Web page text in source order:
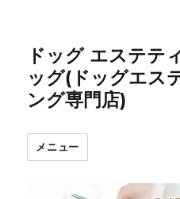
ドッグ エステテ
ッグ(ドッグエス
ング専門店)
メニュー